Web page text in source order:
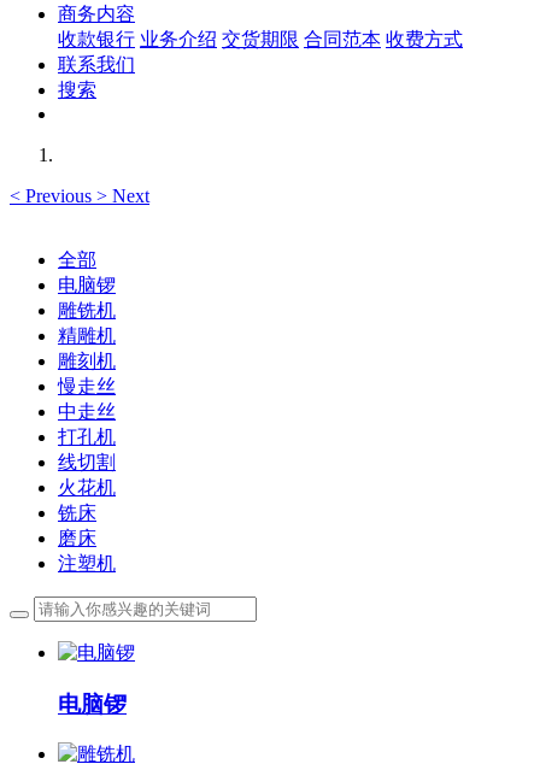
商务内容
收款银行 业务介绍 交货期限 合同范本 收费方式
联系我们
搜索
< Previous > Next
全部
电脑锣
雕铣机
精雕机
雕刻机
慢走丝
中走丝
打孔机
线切割
火花机
铣床
磨床
注塑机
电脑锣